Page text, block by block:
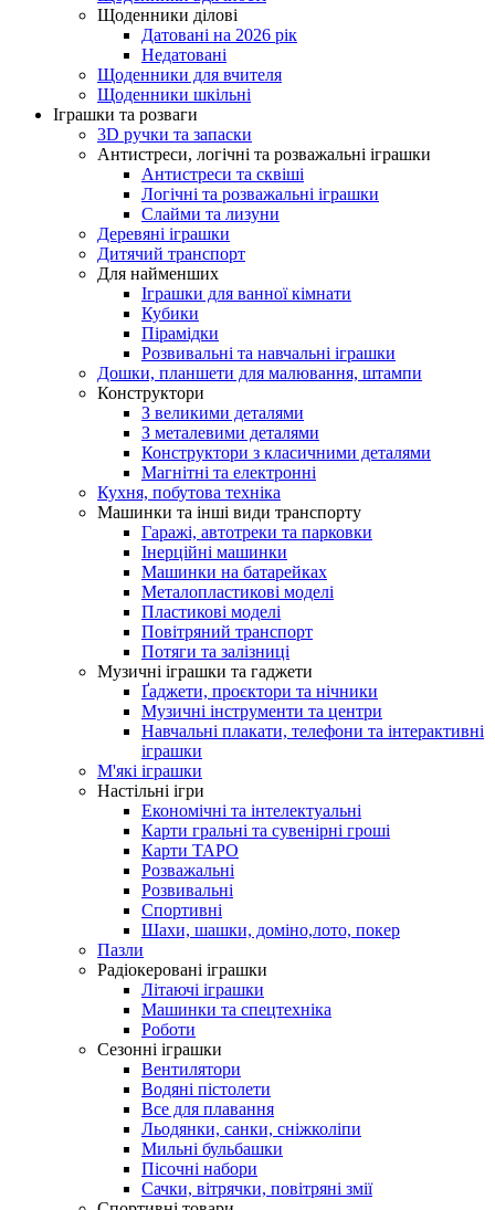
Щоденники ділові
Датовані на 2026 рік
Недатовані
Щоденники для вчителя
Щоденники шкільні
Іграшки та розваги
3D ручки та запаски
Антистреси, логічні та розважальні іграшки
Антистреси та сквіші
Логічні та розважальні іграшки
Слайми та лизуни
Деревяні іграшки
Дитячий транспорт
Для найменших
Іграшки для ванної кімнати
Кубики
Пірамідки
Розвивальні та навчальні іграшки
Дошки, планшети для малювання, штампи
Конструктори
З великими деталями
З металевими деталями
Конструктори з класичними деталями
Магнітні та електронні
Кухня, побутова техніка
Машинки та інші види транспорту
Гаражі, автотреки та парковки
Інерційні машинки
Машинки на батарейках
Металопластикові моделі
Пластикові моделі
Повітряний транспорт
Потяги та залізниці
Музичні іграшки та гаджети
Ґаджети, проєктори та нічники
Музичні інструменти та центри
Навчальні плакати, телефони та інтерактивні
іграшки
М'які іграшки
Настільні ігри
Економічні та інтелектуальні
Карти гральні та сувенірні гроші
Карти ТАРО
Розважальні
Розвивальні
Спортивні
Шахи, шашки, доміно,лото, покер
Пазли
Радіокеровані іграшки
Літаючі іграшки
Машинки та спецтехніка
Роботи
Сезонні іграшки
Вентилятори
Водяні пістолети
Все для плавання
Льодянки, санки, сніжколіпи
Мильні бульбашки
Пісочні набори
Сачки, вітрячки, повітряні змії